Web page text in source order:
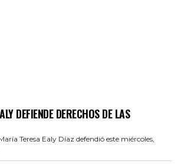
DEFIENDE DERECHOS DE LAS
Teresa Ealy Díaz defendió este miércoles,